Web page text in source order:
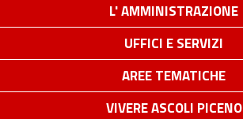
L' AMMINISTRAZIONE
UFFICI E SERVIZI
AREE TEMATICHE
VIVERE ASCOLI PICENO